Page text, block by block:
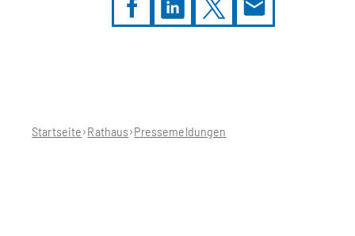
hier:Startseite Rathaus Pressemeldungen